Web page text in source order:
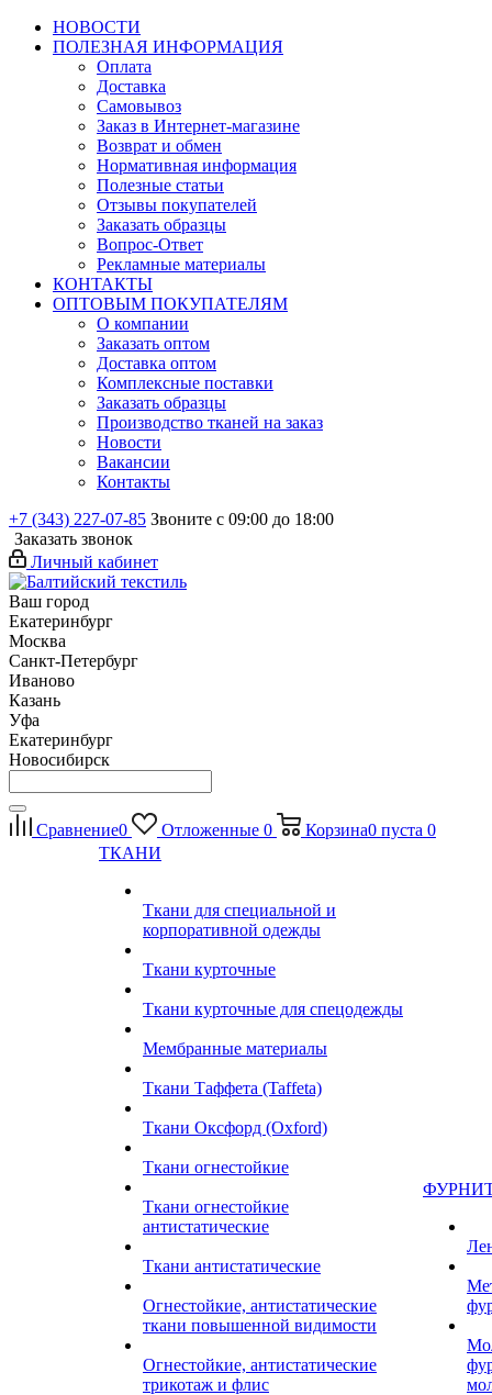
НОВОСТИ
ПОЛЕЗНАЯ ИНФОРМАЦИЯ
Оплата
Доставка
Самовывоз
Заказ в Интернет-магазине
Возврат и обмен
Нормативная информация
Полезные статьи
Отзывы покупателей
Заказать образцы
Вопрос-Ответ
Рекламные материалы
КОНТАКТЫ
ОПТОВЫМ ПОКУПАТЕЛЯМ
О компании
Заказать оптом
Доставка оптом
Комплексные поставки
Заказать образцы
Производство тканей на заказ
Новости
Вакансии
Контакты
+7 (343) 227-07-85 Звоните с 09:00 до 18:00
Заказать звонок
Личный кабинет
Ваш город
Екатеринбург
Москва
Санкт-Петербург
Иваново
Казань
Уфа
Екатеринбург
Новосибирск
Сравнение0 Отложенные 0 Корзина0 пуста 0
ТКАНИ
Ткани для специальной и
корпоративной одежды
Ткани курточные
Ткани курточные для спецодежды
Мембранные материалы
Ткани Таффета (Taffeta)
Ткани Оксфорд (Oxford)
Ткани огнестойкие
Ткани огнестойкие
антистатические
Ткани антистатические
Огнестойкие, антистатические
ткани повышенной видимости
Огнестойкие, антистатические
трикотаж и флис